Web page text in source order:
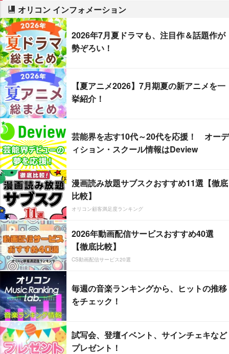
オリコン インフォメーション
2026年7月夏ドラマも、注目作＆話題作が
勢ぞろい！
【夏アニメ2026】7月期夏の新アニメを一
挙紹介！
芸能界を志す10代～20代を応援！ オーデ
ィション・スクール情報はDeview
漫画読み放題サブスクおすすめ11選【徹底
比較】
オリコン顧客満足度ランキング
2026年動画配信サービスおすすめ40選
【徹底比較】
CS動画配信サービス20選
毎週の音楽ランキングから、ヒットの推移
をチェック！
試写会、登壇イベント、サインチェキなど
プレゼント！